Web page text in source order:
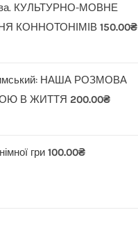
КУЛЬТУРНО-МОВНЕ
КОННОТОНІМІВ 150.00₴
НАША РОЗМОВА
В ЖИТТЯ 200.00₴
гри 100.00₴